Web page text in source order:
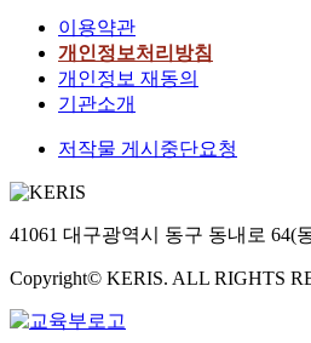
이용약관
개인정보처리방침
개인정보 재동의
기관소개
저작물 게시중단요청
41061 대구광역시 동구 동내로 64(
Copyright© KERIS. ALL RIGHTS